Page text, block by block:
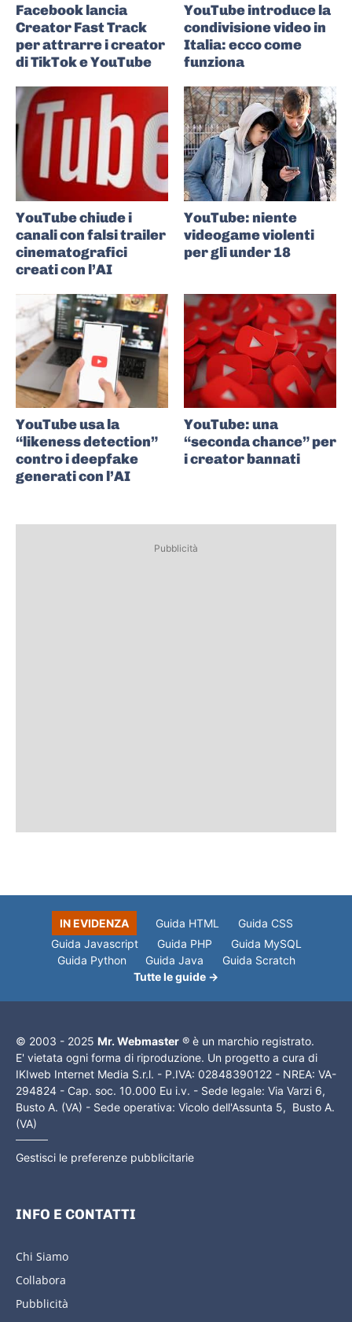
Facebook lancia
Creator Fast Track
per attrarre i creator
di TikTok e YouTube
YouTube introduce la
condivisione video in
Italia: ecco come
funziona
YouTube chiude i
canali con falsi trailer
cinematografici
creati con l’AI
YouTube: niente
videogame violenti
per gli under 18
YouTube usa la
“likeness detection”
contro i deepfake
generati con l’AI
YouTube: una
“seconda chance” per
i creator bannati
Pubblicità
IN EVIDENZA Guida HTML
Guida CSS
Guida Javascript
Guida PHP
Guida MySQL
Guida Python
Guida Java
Guida Scratch
Tutte le guide →
© 2003 - 2025 Mr. Webmaster ® è un marchio registrato.
E' vietata ogni forma di riproduzione. Un progetto a cura di
IKIweb Internet Media S.r.l. - P.IVA: 02848390122 - NREA: VA-
294824 - Cap. soc. 10.000 Eu i.v. - Sede legale: Via Varzi 6,
Busto A. (VA) - Sede operativa: Vicolo dell'Assunta 5, Busto A.
(VA)
Gestisci le preferenze pubblicitarie
INFO E CONTATTI
Chi Siamo
Collabora
Pubblicità